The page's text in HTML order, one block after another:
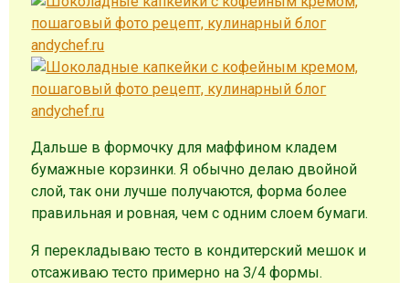
Дальше в формочку для маффином кладем
бумажные корзинки. Я обычно делаю двойной
слой, так они лучше получаются, форма более
правильная и ровная, чем с одним слоем бумаги.
Я перекладываю тесто в кондитерский мешок и
отсаживаю тесто примерно на 3/4 формы.